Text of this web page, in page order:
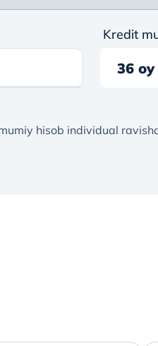
Kredit
36 oy
hisob individual